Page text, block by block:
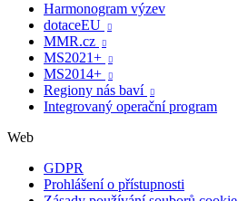
Harmonogram výzev
dotaceEU

MMR.cz 
MS2021+ 
MS2014+ 
Regiony nás baví 
Integrovaný operační program
Web
GDPR
Prohlášení o přístupnosti